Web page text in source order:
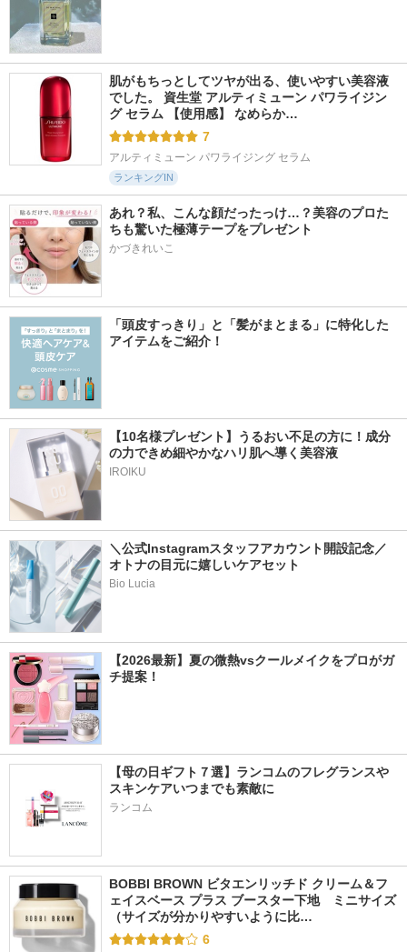
肌がもちっとしてツヤが出る、使いやすい美容液
でした。 資生堂 アルティミューン パワライジン
グ セラム 【使用感】 なめらか…
7
アルティミューン パワライジング セラム
ランキングIN
あれ？私、こんな顔だったっけ…？美容のプロた
ちも驚いた極薄テープをプレゼント
かづきれいこ
「頭皮すっきり」と「髪がまとまる」に特化した
アイテムをご紹介！
【10名様プレゼント】うるおい不足の方に！成分
の力できめ細やかなハリ肌へ導く美容液
IROIKU
＼公式Instagramスタッフアカウント開設記念／
オトナの目元に嬉しいケアセット
Bio Lucia
【2026最新】夏の微熱vsクールメイクをプロがガ
チ提案！
【母の日ギフト７選】ランコムのフレグランスや
スキンケアいつまでも素敵に
ランコム
BOBBI BROWN ビタエンリッチド クリーム＆フ
ェイスベース プラス ブースター下地　ミニサイズ
（サイズが分かりやすいように比…
6